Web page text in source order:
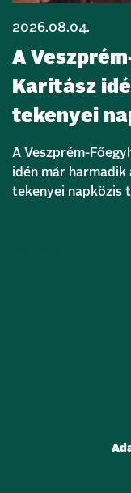
2026.08.04.
A
Karitász
tekenyei
A Veszprém-
idén már
tekenyei napközis